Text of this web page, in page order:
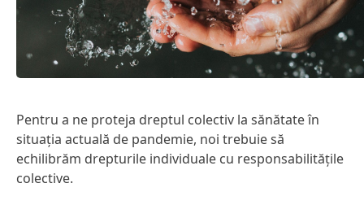
Pentru a ne proteja dreptul colectiv la sănătate în
situația actuală de pandemie, noi trebuie să
echilibrăm drepturile individuale cu responsabilitățile
colective.